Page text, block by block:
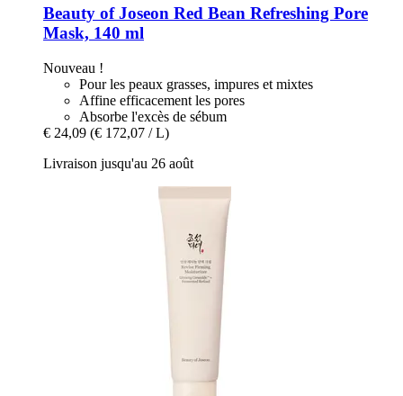
Beauty of Joseon Red Bean Refreshing Pore
Mask, 140 ml
Nouveau !
Pour les peaux grasses, impures et mixtes
Affine efficacement les pores
Absorbe l'excès de sébum
€ 24,09 (€ 172,07 / L)
Livraison jusqu'au 26 août